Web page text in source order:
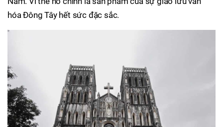
hóa Đông Tây hết sức đặc sắc.